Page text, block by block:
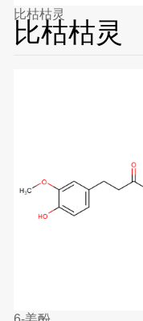
比枯枯灵
比枯枯灵